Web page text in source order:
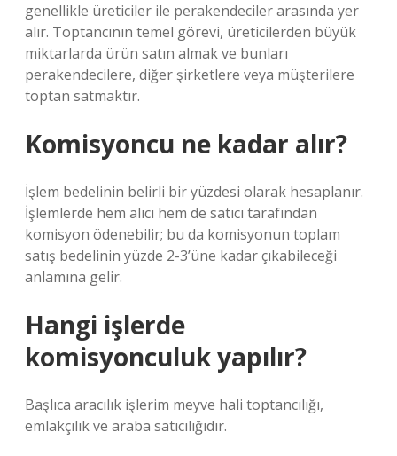
genellikle üreticiler ile perakendeciler arasında yer
alır. Toptancının temel görevi, üreticilerden büyük
miktarlarda ürün satın almak ve bunları
perakendecilere, diğer şirketlere veya müşterilere
toptan satmaktır.
Komisyoncu ne kadar alır?
İşlem bedelinin belirli bir yüzdesi olarak hesaplanır.
İşlemlerde hem alıcı hem de satıcı tarafından
komisyon ödenebilir; bu da komisyonun toplam
satış bedelinin yüzde 2-3’üne kadar çıkabileceği
anlamına gelir.
Hangi işlerde
komisyonculuk yapılır?
Başlıca aracılık işlerim meyve hali toptancılığı,
emlakçılık ve araba satıcılığıdır.